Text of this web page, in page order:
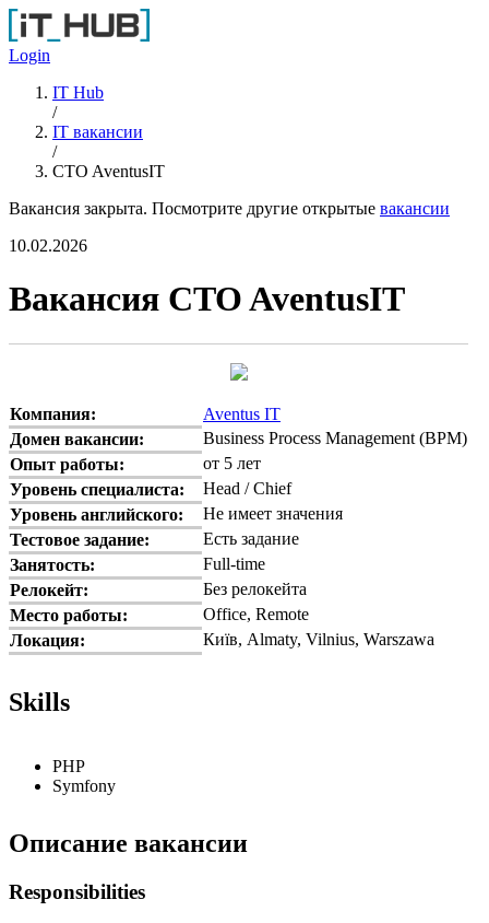
Перейти к основному содержанию
Login
IT Hub
/
IT вакансии
/
CTO AventusIT
Вакансия закрыта. Посмотрите другие открытые вакансии
10.02.2026
Вакансия CTO AventusIT
Компания:
Aventus IT
Домен вакансии:
Business Process Management (BPM)
Опыт работы:
от 5 лет
Уровень специалиста:
Head / Chief
Уровень английского:
Не имеет значения
Тестовое задание:
Есть задание
Занятость:
Full-time
Релокейт:
Без релокейта
Место работы:
Office, Remote
Локация:
Київ, Almaty, Vilnius, Warszawa
Skills
PHP
Symfony
Описание вакансии
Responsibilities